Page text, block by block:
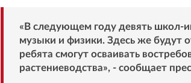
«В следующем году девять школ-
музыки и физики. Здесь же будут
ребята смогут осваивать
растениеводства», - сообщает